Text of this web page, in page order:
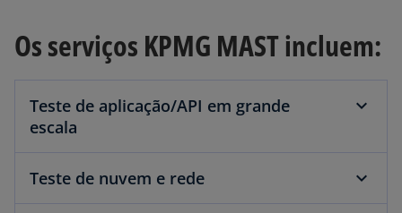
Os serviços KPMG MAST incluem:
Teste de aplicação/API em grande
escala
Teste de nuvem e rede